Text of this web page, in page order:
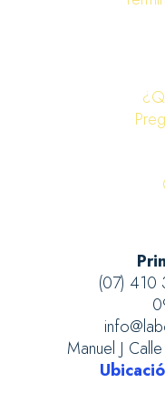
(07) 410
Manuel J